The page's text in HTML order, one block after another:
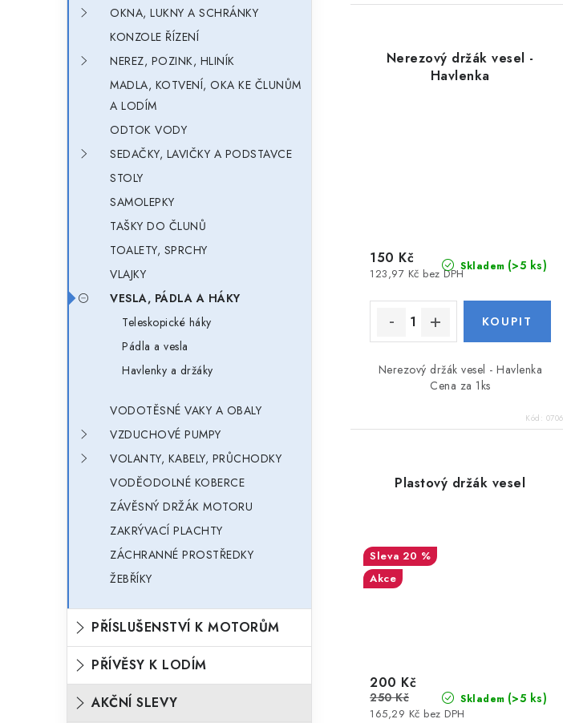
OKNA, LUKNY A SCHRÁNKY
KONZOLE ŘÍZENÍ
NEREZ, POZINK, HLINÍK
MADLA, KOTVENÍ, OKA KE ČLUNŮM
A LODÍM
ODTOK VODY
SEDAČKY, LAVIČKY A PODSTAVCE
STOLY
SAMOLEPKY
TAŠKY DO ČLUNŮ
TOALETY, SPRCHY
VLAJKY
VESLA, PÁDLA A HÁKY
Teleskopické háky
Pádla a vesla
Havlenky a držáky
VODOTĚSNÉ VAKY A OBALY
VZDUCHOVÉ PUMPY
VOLANTY, KABELY, PRŮCHODKY
VODĚODOLNÉ KOBERCE
ZÁVĚSNÝ DRŽÁK MOTORU
ZAKRÝVACÍ PLACHTY
ZÁCHRANNÉ PROSTŘEDKY
ŽEBŘÍKY
PŘÍSLUŠENSTVÍ K MOTORŮM
PŘÍVĚSY K LODÍM
AKČNÍ SLEVY
Nerezový držák vesel -
Havlenka
Skladem (>5 ks)
123,97 Kč bez DPH
150 Kč
Nerezový držák vesel - Havlenka
Cena za 1ks
Kód: 0706
Plastový držák vesel
20 %
Akce
Skladem (>5 ks)
165,29 Kč bez DPH
200 Kč
250 Kč